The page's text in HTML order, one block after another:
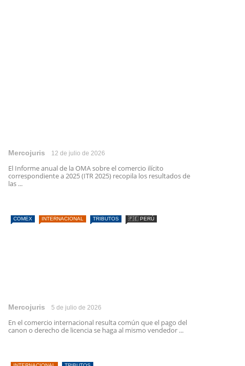
Mercojuris 12 de julio de 2026
El Informe anual de la OMA sobre el comercio ilícito
correspondiente a 2025 (ITR 2025) recopila los resultados de
las ...
COMEX INTERNACIONAL TRIBUTOS 🇵🇪 PERÚ
Mercojuris 5 de julio de 2026
En el comercio internacional resulta común que el pago del
canon o derecho de licencia se haga al mismo vendedor ...